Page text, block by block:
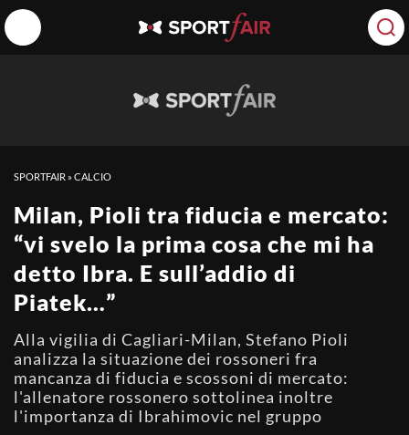
SPORTFAIR »CALCIO
Milan, Pioli tra fiducia e mercato:
“vi svelo la prima cosa che mi ha
detto Ibra. E sull’addio di
Piatek…”
Alla vigilia di Cagliari-Milan, Stefano Pioli
analizza la situazione dei rossoneri fra
mancanza di fiducia e scossoni di mercato:
l'allenatore rossonero sottolinea inoltre
l'importanza di Ibrahimovic nel gruppo